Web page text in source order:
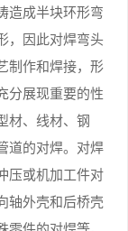
造成半块环形弯
，因此对焊弯头
制作和焊接，形
分展现重要的性
材、线材、钢
道的对焊。对焊
压或机加工件对
轴外壳和后桥壳